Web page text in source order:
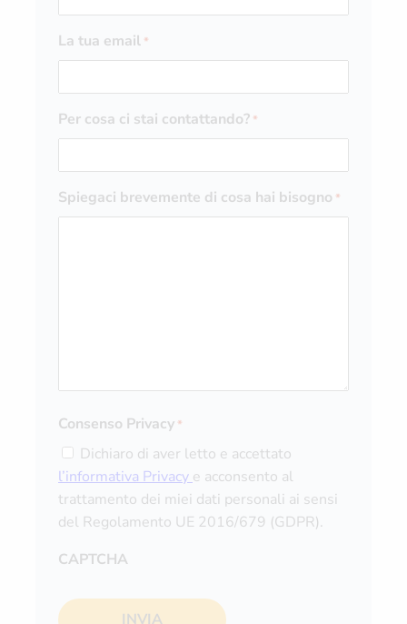
La tua email *
Per cosa ci stai contattando? *
Spiegaci brevemente di cosa hai bisogno *
Consenso Privacy *
Dichiaro di aver letto e accettato
l’informativa Privacy e acconsento al
trattamento dei miei dati personali ai sensi
del Regolamento UE 2016/679 (GDPR).
CAPTCHA